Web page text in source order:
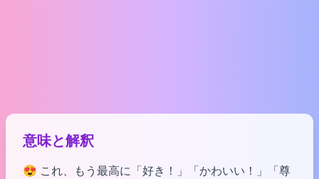
意味と解釈
😍 これ、もう最高に「好き！」「かわいい！」「尊